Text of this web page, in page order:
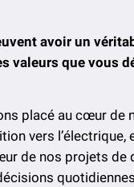
avoir un
valeurs que vous
placé au cœur de
vers
de nos projets